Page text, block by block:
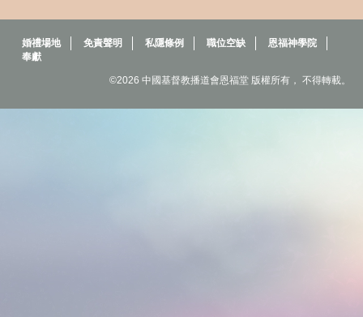
婚禮場地 免責聲明 私隱條例 職位空缺
恩福神學院
奉獻
©2026 中國基督教播道會恩福堂 版權所有， 不得轉載。